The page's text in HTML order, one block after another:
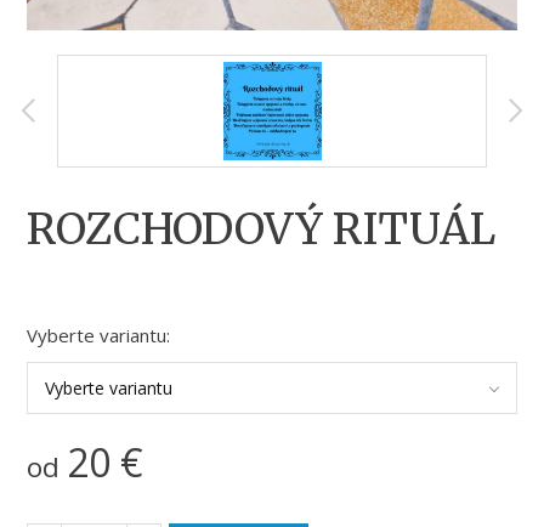
ROZCHODOVÝ RITUÁL
Vyberte variantu:
Vyberte variantu
od 20 €